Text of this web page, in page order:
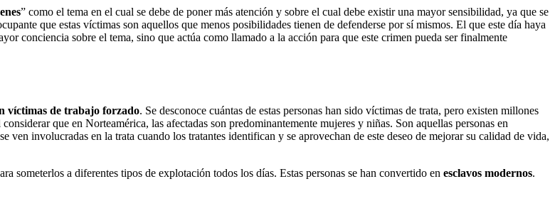
” como el tema en el cual se debe de poner más atención y sobre el cual debe existir una mayor sensibilidad, ya que se
que estas víctimas son aquellos que menos posibilidades tienen de defenderse por sí mismos. El que este día haya
conciencia sobre el tema, sino que actúa como llamado a la acción para que este crimen pueda ser finalmente
víctimas de trabajo forzado. Se desconoce cuántas de estas personas han sido víctimas de trata, pero existen millones
que en Norteamérica, las afectadas son predominantemente mujeres y niñas. Son aquellas personas en
involucradas en la trata cuando los tratantes identifican y se aprovechan de este deseo de mejorar su calidad de vida,
someterlos a diferentes tipos de explotación todos los días. Estas personas se han convertido en esclavos modernos.